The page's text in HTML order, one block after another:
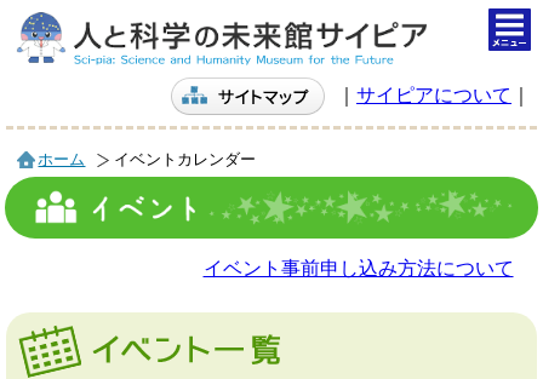
サイピアについて
ホーム イベントカレンダー
イベント事前申し込み方法について